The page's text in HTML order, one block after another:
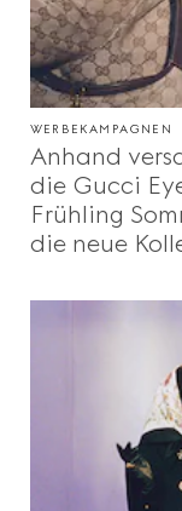
WERBEKAMPAGNEN
Anhand
die Gucci
Frühling
die neue